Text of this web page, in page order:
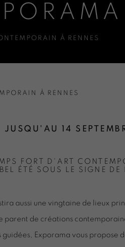
À RENNES
RENNES 2025
À RENNES
JUSQU'AU 14
FORT D'ART
ÉTÉ SOUS LE SIGNE DE
aussi une vingtaine de lieux
parent de créations
guidées, Exporama vous